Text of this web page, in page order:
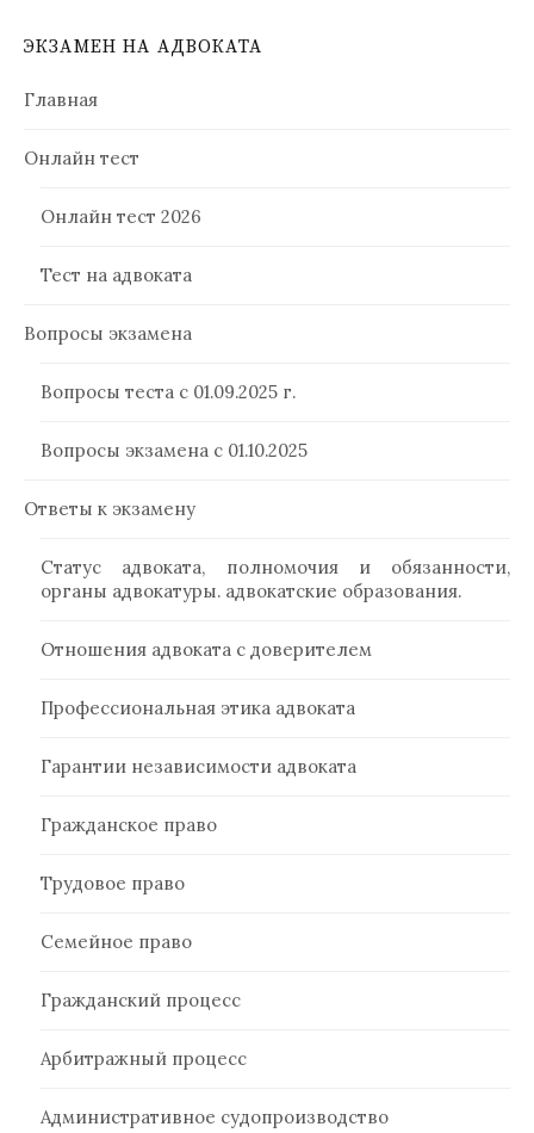
ЭКЗАМЕН НА АДВОКАТА
Главная
Онлайн тест
Онлайн тест 2026
Тест на адвоката
Вопросы экзамена
Вопросы теста с 01.09.2025 г.
Вопросы экзамена с 01.10.2025
Ответы к экзамену
Статус адвоката, полномочия и обязанности,
органы адвокатуры. адвокатские образования.
Отношения адвоката с доверителем
Профессиональная этика адвоката
Гарантии независимости адвоката
Гражданское право
Трудовое право
Семейное право
Гражданский процесс
Арбитражный процесс
Административное судопроизводство